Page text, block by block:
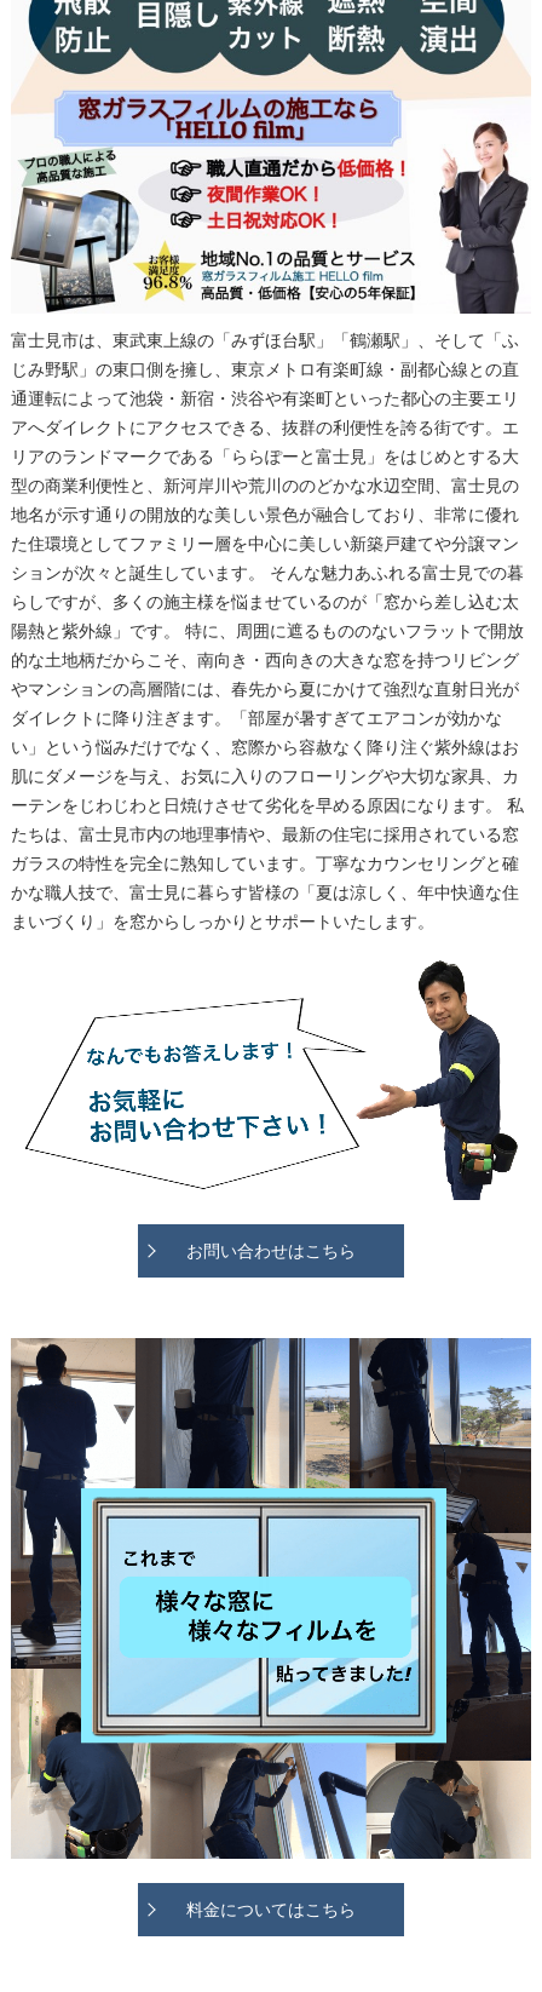
富士見市は、東武東上線の「みずほ台駅」「鶴瀬駅」、そして「ふ
じみ野駅」の東口側を擁し、東京メトロ有楽町線・副都心線との直
通運転によって池袋・新宿・渋谷や有楽町といった都心の主要エリ
アへダイレクトにアクセスできる、抜群の利便性を誇る街です。エ
リアのランドマークである「ららぽーと富士見」をはじめとする大
型の商業利便性と、新河岸川や荒川ののどかな水辺空間、富士見の
地名が示す通りの開放的な美しい景色が融合しており、非常に優れ
た住環境としてファミリー層を中心に美しい新築戸建てや分譲マン
ションが次々と誕生しています。 そんな魅力あふれる富士見での暮
らしですが、多くの施主様を悩ませているのが「窓から差し込む太
陽熱と紫外線」です。 特に、周囲に遮るもののないフラットで開放
的な土地柄だからこそ、南向き・西向きの大きな窓を持つリビング
やマンションの高層階には、春先から夏にかけて強烈な直射日光が
ダイレクトに降り注ぎます。「部屋が暑すぎてエアコンが効かな
い」という悩みだけでなく、窓際から容赦なく降り注ぐ紫外線はお
肌にダメージを与え、お気に入りのフローリングや大切な家具、カ
ーテンをじわじわと日焼けさせて劣化を早める原因になります。 私
たちは、富士見市内の地理事情や、最新の住宅に採用されている窓
ガラスの特性を完全に熟知しています。丁寧なカウンセリングと確
かな職人技で、富士見に暮らす皆様の「夏は涼しく、年中快適な住
まいづくり」を窓からしっかりとサポートいたします。
お問い合わせはこちら
料金についてはこちら